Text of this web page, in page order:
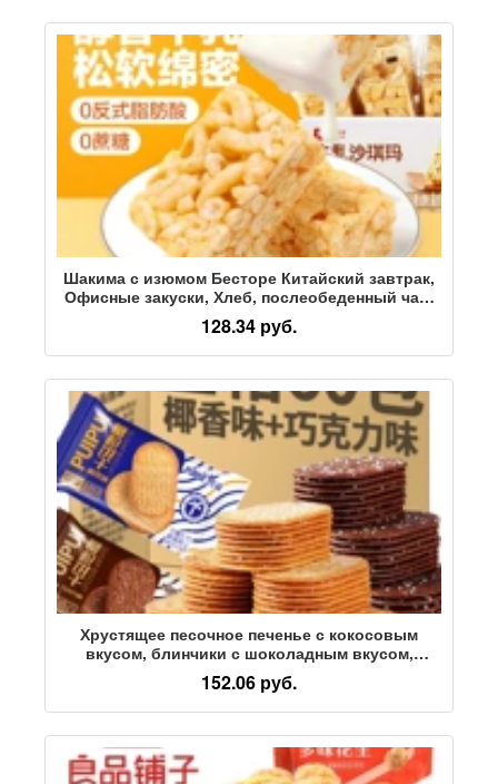
Шакима с изюмом Бесторе Китайский завтрак,
Офисные закуски, Хлеб, послеобеденный чай,
Небольшие закуски на ужин, 500 г
128.34 руб.
Хрустящее песочное печенье с кокосовым
вкусом, блинчики с шоколадным вкусом,
закуски для офиса, легкие закуски для снятия
аппетита, оптовая продажа FCL
152.06 руб.